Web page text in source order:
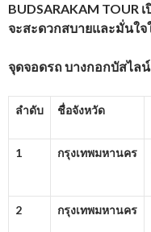
BUDSARAKAM TOUR
จะสะดวกสบายและมั่นใจ
จุดจอดรถ บางกอกบัสไลน์
ลำดับ ชื่อจังหวัด
1 กรุงเทพมหานคร
2 กรุงเทพมหานคร